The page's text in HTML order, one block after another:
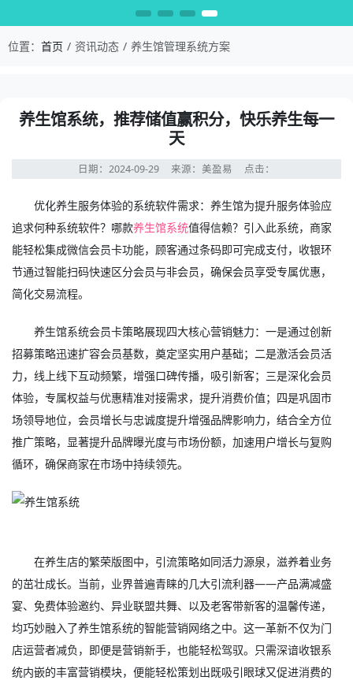
位置： 首页 资讯动态 养生馆管理系统方案
养生馆系统，推荐储值赢积分，快乐养生每一
天
日期：2024-09-29 来源：美盈易 点击：
优化养生服务体验的系统软件需求：养生馆为提升服务体验应
追求何种系统软件？哪款养生馆系统值得信赖？引入此系统，商家
能轻松集成微信会员卡功能，顾客通过条码即可完成支付，收银环
节通过智能扫码快速区分会员与非会员，确保会员享受专属优惠，
简化交易流程。
养生馆系统会员卡策略展现四大核心营销魅力：一是通过创新
招募策略迅速扩容会员基数，奠定坚实用户基础；二是激活会员活
力，线上线下互动频繁，增强口碑传播，吸引新客；三是深化会员
体验，专属权益与优惠精准对接需求，提升消费价值；四是巩固市
场领导地位，会员增长与忠诚度提升增强品牌影响力，结合全方位
推广策略，显著提升品牌曝光度与市场份额，加速用户增长与复购
循环，确保商家在市场中持续领先。
在养生店的繁荣版图中，引流策略如同活力源泉，滋养着业务
的茁壮成长。当前，业界普遍青睐的几大引流利器——产品满减盛
宴、免费体验邀约、异业联盟共舞、以及老客带新客的温馨传递，
均巧妙融入了养生馆系统的智能营销网络之中。这一革新不仅为门
店运营者减负，即便是营销新手，也能轻松驾驭。只需深谙收银系
统内嵌的丰富营销模块，便能轻松策划出既吸引眼球又促进消费的